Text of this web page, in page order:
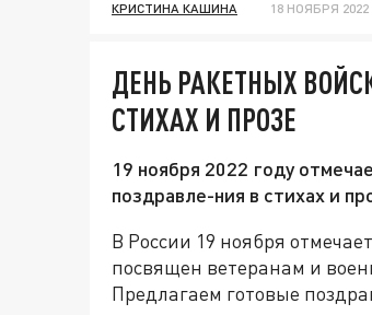
КРИСТИНА КАШИНА 18 НОЯБРЯ 2022
ДЕНЬ РАКЕТНЫХ
СТИХАХ И ПРОЗЕ
19 ноября 2022 году
поздравле-ния в стихах и
В России 19 ноября
посвящен ветеранам и
Предлагаем готовые